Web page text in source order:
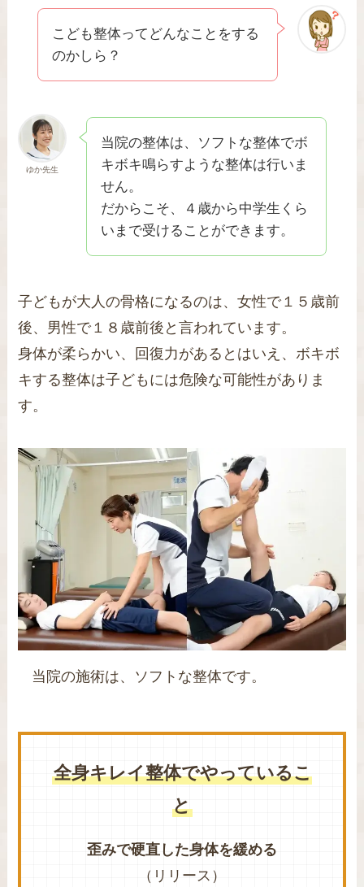
こども整体ってどんなことをする
のかしら？
ゆか先生
当院の整体は、ソフトな整体でボ
キボキ鳴らすような整体は行いま
せん。
だからこそ、４歳から中学生くら
いまで受けることができます。
子どもが大人の骨格になるのは、女性で１５歳前
後、男性で１８歳前後と言われています。
身体が柔らかい、回復力があるとはいえ、ボキボ
キする整体は子どもには危険な可能性がありま
す。
当院の施術は、ソフトな整体です。
全身キレイ整体でやっているこ
と
歪みで硬直した身体を緩める
（リリース）